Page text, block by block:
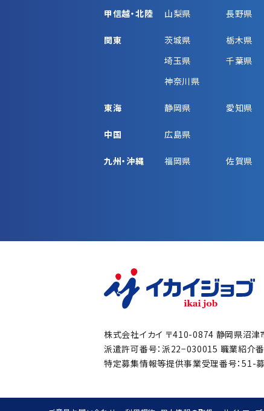
甲信越・北陸 山梨県 長野県
関東 茨城県 栃木県
埼玉県
千葉県
神奈川県
東海 静岡県 愛知県
中国 広島県
九州・沖縄 福岡県 佐賀県
株式会社イカイ 〒410-0874 静岡県沼津
派遣許可番号：派22−030015 職業紹介
特定募集情報等提供事業受理番号：51-